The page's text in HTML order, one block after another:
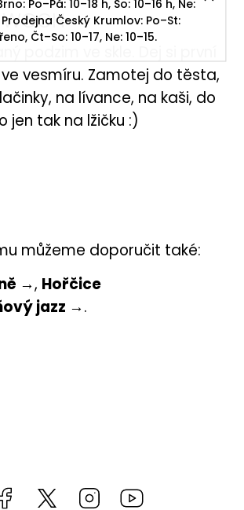
Po–Pá: 10–18 h, So: 10–16 h, Ne:
Prodejna Český Krumlov: Po–St:
Čt–So: 10–17, Ne: 10–15.
vesmíru. Zamotej do těsta,
na lívance, na kaši, do
jen tak na lžičku :)
můžeme doporučit také:
→, Hořčice
jazz →.
Facebook https://twitter.com/worldofchilli
Instagram